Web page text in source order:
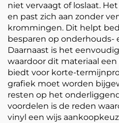
niet vervaagt of loslaat.
en past zich aan zonder
krommingen. Dit helpt
besparen op onderhouds-
Daarnaast is het
waardoor dit materiaal
biedt voor korte-
grafiek moet worden
resten op het
voordelen is de reden
vinyl een wijs